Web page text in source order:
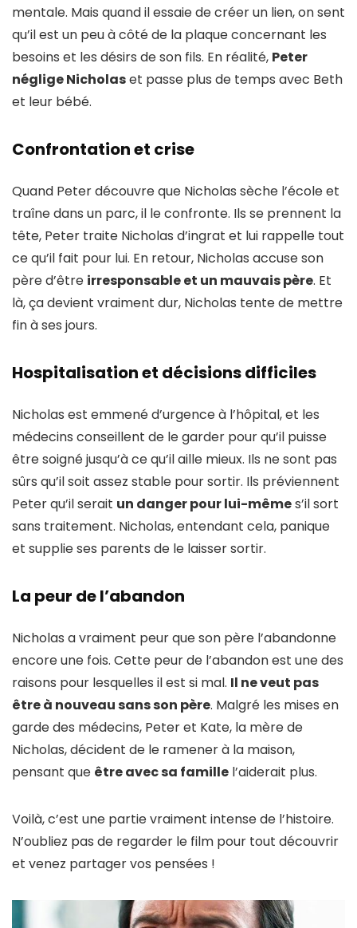
mentale. Mais quand il essaie de créer un lien, on sent
qu’il est un peu à côté de la plaque concernant les
besoins et les désirs de son fils. En réalité, Peter
néglige Nicholaset passe plus de temps avec Beth
et leur bébé.
Confrontation et crise
Quand Peter découvre que Nicholas sèche l’école et
traîne dans un parc, il le confronte. Ils se prennent la
tête, Peter traite Nicholas d’ingrat et lui rappelle tout
ce qu’il fait pour lui. En retour, Nicholas accuse son
père d’être irresponsable et un mauvais père. Et
là, ça devient vraiment dur, Nicholas tente de mettre
fin à ses jours.
Hospitalisation et décisions difficiles
Nicholas est emmené d’urgence à l’hôpital, et les
médecins conseillent de le garder pour qu’il puisse
être soigné jusqu’à ce qu’il aille mieux. Ils ne sont pas
sûrs qu’il soit assez stable pour sortir. Ils préviennent
Peter qu’il serait un danger pour lui-mêmes’il sort
sans traitement. Nicholas, entendant cela, panique
et supplie ses parents de le laisser sortir.
La peur de l’abandon
Nicholas a vraiment peur que son père l’abandonne
encore une fois. Cette peur de l’abandon est une des
raisons pour lesquelles il est si mal. Il ne veut pas
être à nouveau sans son père. Malgré les mises en
garde des médecins, Peter et Kate, la mère de
Nicholas, décident de le ramener à la maison,
pensant que être avec sa famille l’aiderait plus.
Voilà, c’est une partie vraiment intense de l’histoire.
N’oubliez pas de regarder le film pour tout découvrir
et venez partager vos pensées !